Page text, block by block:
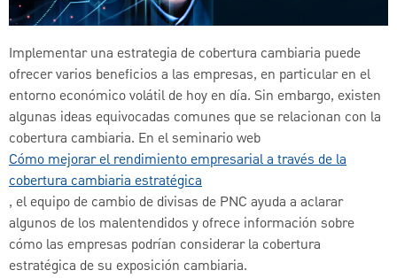
Implementar una estrategia de cobertura cambiaria puede
ofrecer varios beneficios a las empresas, en particular en el
entorno económico volátil de hoy en día. Sin embargo, existen
algunas ideas equivocadas comunes que se relacionan con la
cobertura cambiaria. En el seminario web
Cómo mejorar el rendimiento empresarial a través de la
cobertura cambiaria estratégica
, el equipo de cambio de divisas de PNC ayuda a aclarar
algunos de los malentendidos y ofrece información sobre
cómo las empresas podrían considerar la cobertura
estratégica de su exposición cambiaria.